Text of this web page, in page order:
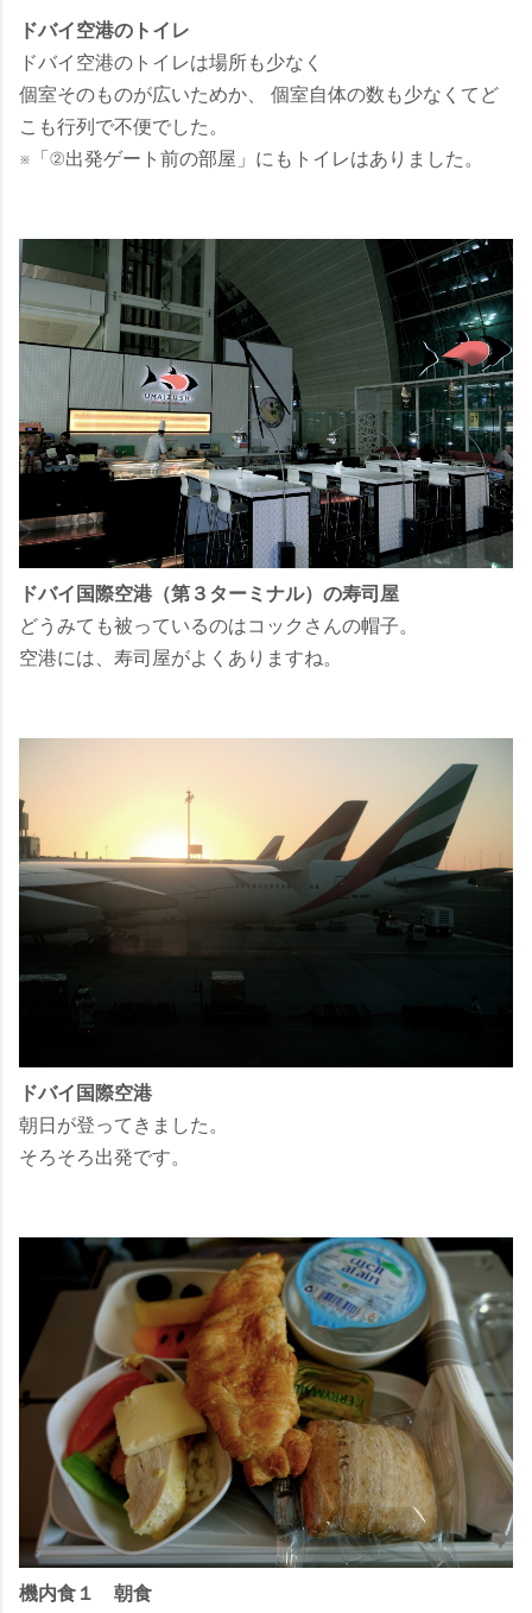
ドバイ空港のトイレ
ドバイ空港のトイレは場所も少なく
個室そのものが広いためか、 個室自体の数も少なくてど
こも行列で不便でした。
※「②出発ゲート前の部屋」にもトイレはありました。
ドバイ国際空港（第３ターミナル）の寿司屋
どうみても被っているのはコックさんの帽子。
空港には、寿司屋がよくありますね。
ドバイ国際空港
朝日が登ってきました。
そろそろ出発です。
機内食１ 朝食